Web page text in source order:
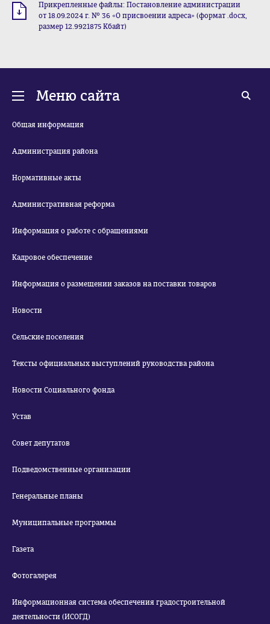
Прикрепленные файлы: Постановление администрации
от 18.09.2024 г. № 36 «О присвоении адреса» (формат .docx,
размер 12.9921875 Кбайт)
Меню сайта
Общая информация
Администрация района
Нормативные акты
Административная реформа
Информация о работе с обращениями
Кадровое обеспечение
Информация о размещении заказов на поставки товаров
Новости
Сельские поселения
Тексты официальных выступлений руководства района
Новости Социального фонда
Устав
Совет депутатов
Подведомственные организации
Генеральные планы
Муниципальные программы
Газета
Фотогалерея
Информационная система обеспечения градостроительной
деятельности (ИСОГД)